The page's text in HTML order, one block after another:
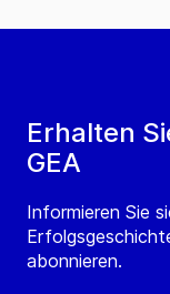
Erhalten
GEA
Informieren Sie
abonnieren.